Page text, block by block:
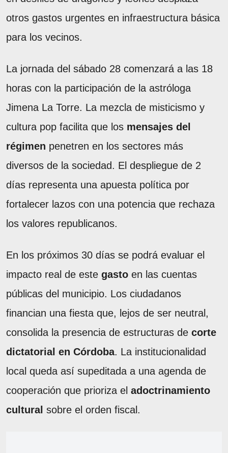
otros gastos urgentes en infraestructura básica
para los vecinos.
La jornada del sábado 28 comenzará a las 18
horas con la participación de la astróloga
Jimena La Torre. La mezcla de misticismo y
cultura pop facilita que los mensajes del
régimen penetren en los sectores más
diversos de la sociedad. El despliegue de 2
días representa una apuesta política por
fortalecer lazos con una potencia que rechaza
los valores republicanos.
En los próximos 30 días se podrá evaluar el
impacto real de este gasto en las cuentas
públicas del municipio. Los ciudadanos
financian una fiesta que, lejos de ser neutral,
consolida la presencia de estructuras de corte
dictatorial en Córdoba. La institucionalidad
local queda así supeditada a una agenda de
cooperación que prioriza el adoctrinamiento
cultural sobre el orden fiscal.